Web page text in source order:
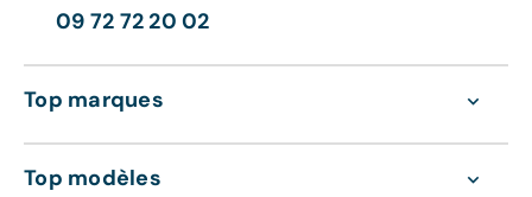
09 72 72 20 02
Top marques
Top modèles